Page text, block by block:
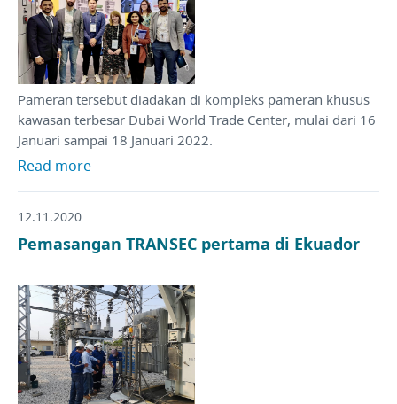
Pameran tersebut diadakan di kompleks pameran khusus
kawasan terbesar Dubai World Trade Center, mulai dari 16
Januari sampai 18 Januari 2022.
Read more
12.11.2020
Pemasangan TRANSEC pertama di Ekuador